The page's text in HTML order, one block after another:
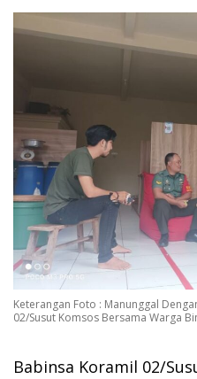
Keterangan Foto : Manunggal
02/Susut Komsos Bersama Warga
Babinsa Koramil 02/